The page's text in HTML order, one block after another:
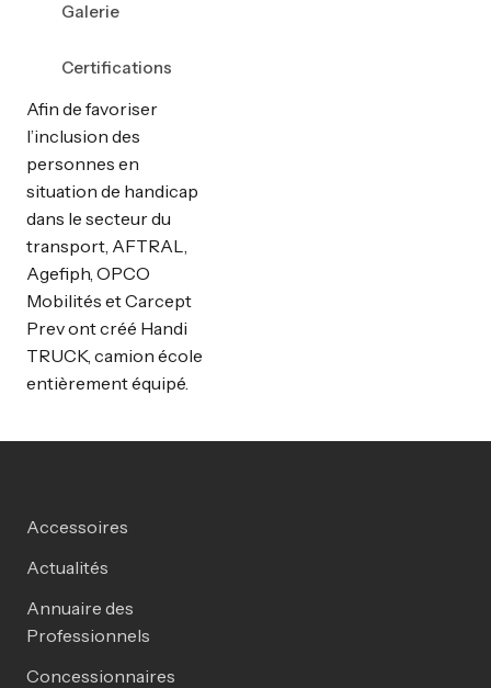
Galerie
Certifications
Afin de favoriser
l’inclusion des
personnes en
situation de handicap
dans le secteur du
transport, AFTRAL,
Agefiph, OPCO
Mobilités et Carcept
Prev ont créé Handi
TRUCK, camion école
entièrement équipé.
Accessoires
Actualités
Annuaire des
Professionnels
Concessionnaires